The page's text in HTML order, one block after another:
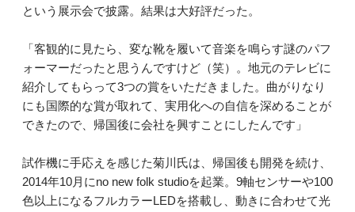
という展示会で披露。結果は大好評だった。
「客観的に見たら、変な靴を履いて音楽を鳴らす謎のパフ
ォーマーだったと思うんですけど（笑）。地元のテレビに
紹介してもらって3つの賞をいただきました。曲がりなり
にも国際的な賞が取れて、実用化への自信を深めることが
できたので、帰国後に会社を興すことにしたんです」
試作機に手応えを感じた菊川氏は、帰国後も開発を続け、
2014年10月にno new folk studioを起業。9軸センサーや100
色以上になるフルカラーLEDを搭載し、動きに合わせて光